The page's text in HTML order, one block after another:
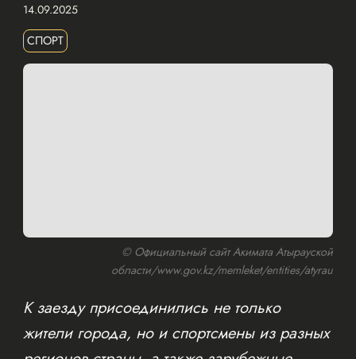
14.09.2025
СПОРТ
© Официальный сайт Акимата Атырауской
области/www.gov.kz/memleket/entities/atyrau
К заезду присоединились не только
жители города, но и спортсмены из разных